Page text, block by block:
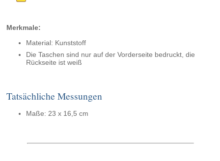
Merkmale:
Material: Kunststoff
Die Taschen sind nur auf der Vorderseite bedruckt, die
Rückseite ist weiß
Tatsächliche Messungen
Maße: 23 x 16,5 cm